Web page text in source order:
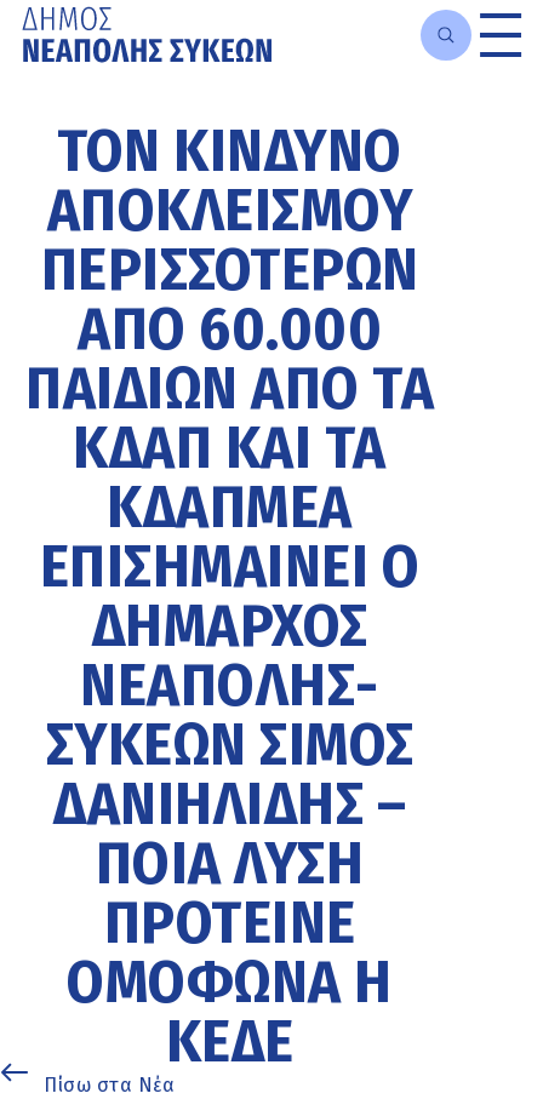
κυρίως
περιεχόμενο
ΤΟΝ ΚΊΝΔΥΝΟ
ΑΠΟΚΛΕΙΣΜΟΎ
ΠΕΡΙΣΣΌΤΕΡΩΝ
ΑΠΌ 60.000
ΠΑΙΔΙΏΝ ΑΠΌ ΤΑ
ΚΔΑΠ ΚΑΙ ΤΑ
ΚΔΑΠΜΕΑ
ΕΠΙΣΗΜΑΊΝΕΙ Ο
ΔΉΜΑΡΧΟΣ
ΝΕΆΠΟΛΗΣ-
ΣΥΚΕΏΝ ΣΊΜΟΣ
ΔΑΝΙΗΛΊΔΗΣ –
ΠΟΙΑ ΛΎΣΗ
ΠΡΌΤΕΙΝΕ
ΟΜΌΦΩΝΑ Η
ΚΕΔΕ
Πίσω στα Νέα